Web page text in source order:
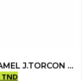
BOTTE JOMA JTORCW2426V CAMEL J.TORCON JR 2426
TND